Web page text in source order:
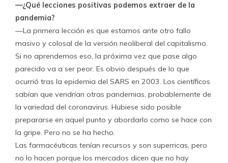
—¿Qué lecciones positivas podemos extraer de la
pandemia?
—La primera lección es que estamos ante otro fallo
masivo y colosal de la versión neoliberal del capitalismo.
Si no aprendemos eso, la próxima vez que pase algo
parecido va a ser peor. Es obvio después de lo que
ocurrió tras la epidemia del SARS en 2003. Los científicos
sabían que vendrían otras pandemias, probablemente de
la variedad del coronavirus. Hubiese sido posible
prepararse en aquel punto y abordarlo como se hace con
la gripe. Pero no se ha hecho.
Las farmacéuticas tenían recursos y son superricas, pero
no lo hacen porque los mercados dicen que no hay